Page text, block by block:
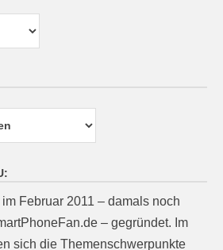
Februar 2011 – damals noch
– gegründet. Im
sich die Themenschwerpunkte